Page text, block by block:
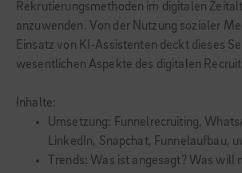
Rekrutierungsmethoden im digitalen
anzuwenden. Von der Nutzung sozialer
Einsatz von KI-Assistenten deckt dieses
wesentlichen Aspekte des digitalen
Inhalte:
Umsetzung: Funnelrecruiting,
LinkedIn, Snapchat, Funnelaufbau,
Trends: Was ist angesagt? Was will